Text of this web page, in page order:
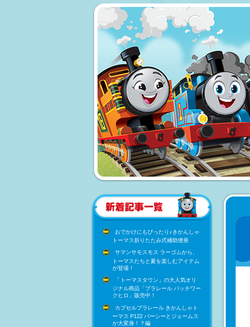
おでかけにもぴったり♪きかんしゃ
トーマス折りたたみ式補助便座
サマンサモスモス ラーゴムから、
トーマスたちと夏を楽しむアイテム
が登場！
「トーマスタウン」の大人気オリ
ジナル商品「プラレール パッチワー
クヒロ」販売中！
カプセルプラレール きかんしゃト
ーマス P122 パーシーとジェームス
が大変身！？編